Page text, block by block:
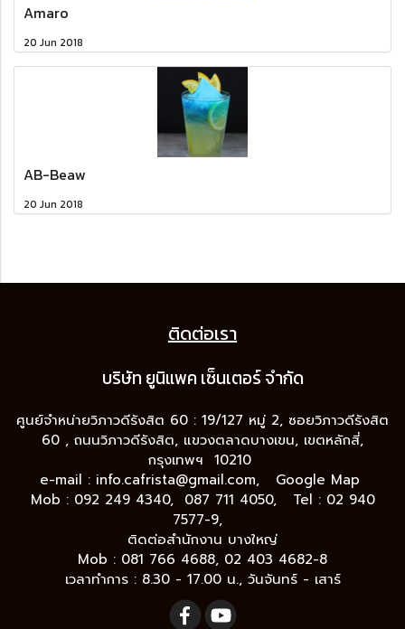
Amaro
20 Jun 2018
AB-Beaw
20 Jun 2018
ติดต่อเรา
บริษัท ยูนิแพค เซ็นเตอร์ จำกัด
ศูนย์จำหน่ายวิภาวดีรังสิต 60 : 19/127 หมู่ 2, ซอยวิภาวดีรังสิต
60 , ถนนวิภาวดีรังสิต, แขวงตลาดบางเขน, เขตหลักสี่,
กรุงเทพฯ 10210
e-mail : info.cafrista@gmail.com,
Google Map
Mob : 092 249 4340, 087 711 4050, Tel : 02 940
7577-9,
ติดต่อสำนักงาน บางใหญ่
Mob : 081 766 4688, 02 403 4682-8
เวลาทำการ : 8.30 - 17.00 น., วันจันทร์ - เสาร์